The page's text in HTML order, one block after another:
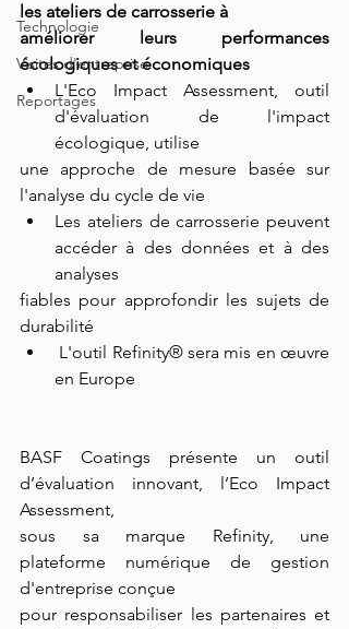
Technologie
Visites d'entreprise
Reportages
les ateliers de carrosserie à
améliorer leurs performances
écologiques et économiques
L'Eco Impact Assessment, outil
d'évaluation de l'impact
écologique, utilise
une approche de mesure basée sur
l'analyse du cycle de vie
Les ateliers de carrosserie peuvent
accéder à des données et à des
analyses
fiables pour approfondir les sujets de
durabilité
en Europe
BASF Coatings présente un outil
d’évaluation innovant, l’Eco Impact
Assessment,
sous sa marque Refinity, une
plateforme numérique de gestion
d'entreprise conçue
pour responsabiliser les partenaires et